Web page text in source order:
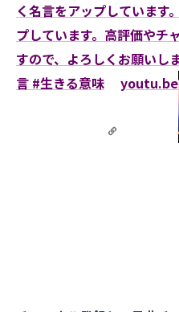
く名言をアップしています
プしています。高評価やチ
すので、よろしくお願いし
言 #生きる意味
youtu.be